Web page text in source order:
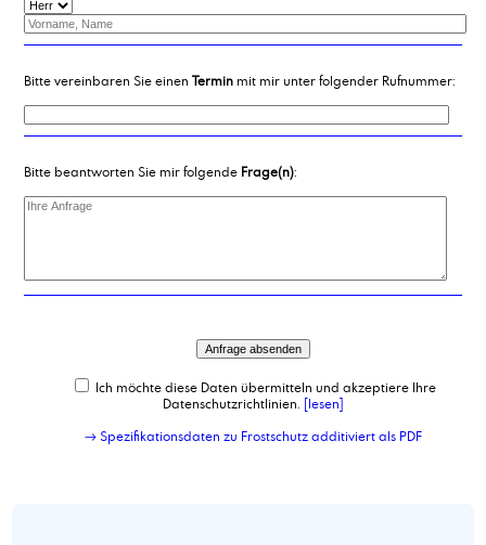
Bitte vereinbaren Sie einen Terminmit mir unter folgender Rufnummer:
Bitte beantworten Sie mir folgende Frage(n):
Ich möchte diese Daten übermitteln und akzeptiere Ihre
Datenschutzrichtlinien. [lesen]
→ Spezifikationsdaten zu Frostschutz additiviert als PDF